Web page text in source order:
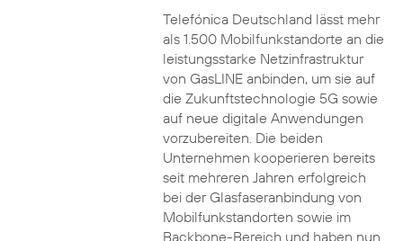
Telefónica Deutschland lässt mehr
als 1.500 Mobilfunkstandorte an die
leistungsstarke Netzinfrastruktur
von GasLINE anbinden, um sie auf
die Zukunftstechnologie 5G sowie
auf neue digitale Anwendungen
vorzubereiten. Die beiden
Unternehmen kooperieren bereits
seit mehreren Jahren erfolgreich
bei der Glasfaseranbindung von
Mobilfunkstandorten sowie im
Backbone-Bereich und haben nun